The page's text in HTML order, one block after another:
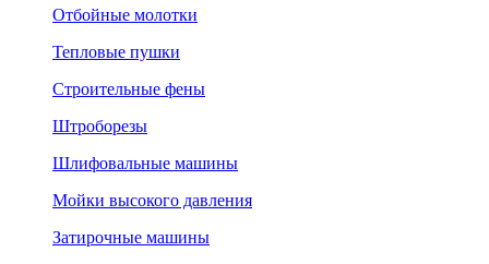
Отбойные молотки
Тепловые пушки
Строительные фены
Штроборезы
Шлифовальные машины
Мойки высокого давления
Затирочные машины